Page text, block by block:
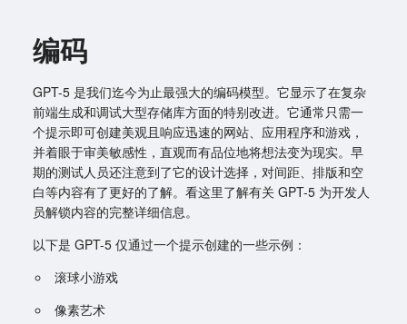
编码
GPT-5 是我们迄今为止最强大的编码模型。它显示了在复杂
前端生成和调试大型存储库方面的特别改进。它通常只需一
个提示即可创建美观且响应迅速的网站、应用程序和游戏，
并着眼于审美敏感性，直观而有品位地将想法变为现实。早
期的测试人员还注意到了它的设计选择，对间距、排版和空
白等内容有了更好的了解。看这里了解有关 GPT-5 为开发人
员解锁内容的完整详细信息。
以下是 GPT-5 仅通过一个提示创建的一些示例：
滚球小游戏
像素艺术